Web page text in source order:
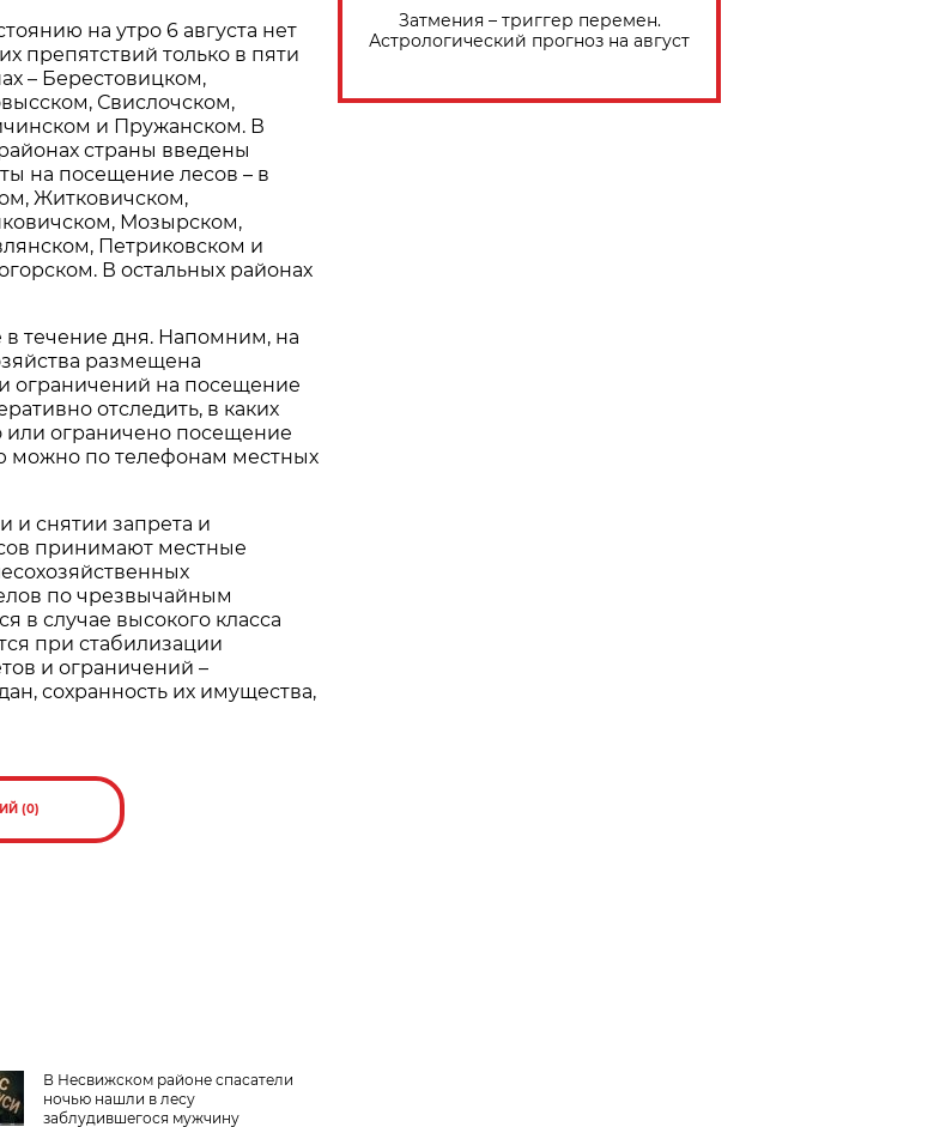
на утро 6 августа нет
препятствий только в пяти
– Берестовицком,
Свислочском,
и Пружанском. В
страны введены
на посещение лесов – в
Житковичском,
Мозырском,
Петриковском и
В остальных районах
течение дня. Напомним, на
размещена
ограничений на посещение
отследить, в каких
ограничено посещение
можно по телефонам местных
снятии запрета и
принимают местные
по чрезвычайным
в случае высокого класса
при стабилизации
и ограничений –
сохранность их имущества,
(0)
В Несвижском районе спасатели
ночью нашли в лесу
заблудившегося мужчину
Затмения – триггер перемен.
Астрологический прогноз на август